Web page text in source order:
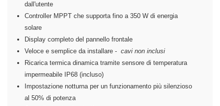
dall'utente
Controller MPPT che supporta fino a 350 W di energia
solare
Display completo del pannello frontale
Veloce e semplice da installare - cavi non inclusi
Ricarica termica dinamica tramite sensore di temperatura
impermeabile IP68 (incluso)
Impostazione notturna per un funzionamento più silenzioso
al 50% di potenza